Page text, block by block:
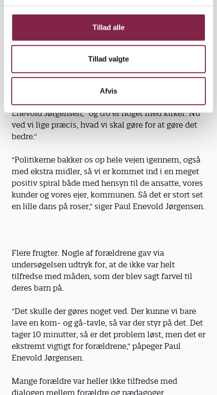
Tillad alle
Tillad valgte
Afvis
tyngde, når de lokale politikere i Middelfart skal
"Det er første gang, vi kan dokumentere det, vi siger.
godt". Og så kan de ikke argumentere imod det."
"Før var det noget, vi troede," supplerer Paul
Enevold Jørgensen, "og tro er noget med kirker. Nu
ved vi lige præcis, hvad vi skal gøre for at gøre det
bedre."
"Politikerne bakker os op hele vejen igennem, også
med ekstra midler, så vi er kommet ind i en meget
positiv spiral både med hensyn til de ansatte, vores
kunder og vores ejer, kommunen. Så det er stort set
en lille dans på roser," siger Paul Enevold Jørgensen.
Flere frugter. Nogle af forældrene gav via
undersøgelsen udtryk for, at de ikke var helt
tilfredse med måden, som der blev sagt farvel til
deres barn på.
"Det skulle der gøres noget ved. Der kunne vi bare
lave en kom- og gå-tavle, så var der styr på det. Det
tager 10 minutter, så er det problem løst, men det er
ekstremt vigtigt for forældrene," påpeger Paul
Enevold Jørgensen.
Mange forældre var heller ikke tilfredse med
dialogen mellem forældre og pædagoger.